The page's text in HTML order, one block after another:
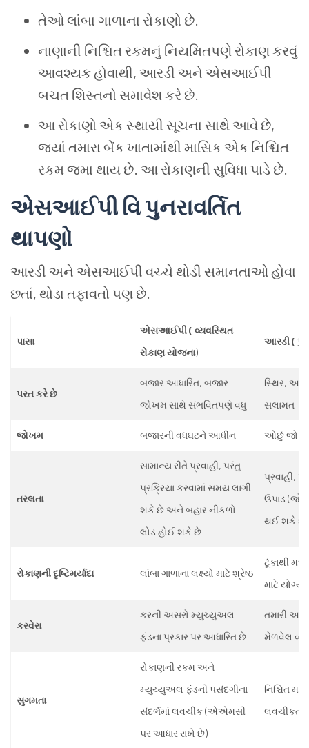
તેઓ લાંબા ગાળાના રોકાણો છે.
નાણાની નિશ્ચિત રકમનું નિયમિતપણે રોકાણ કરવું
આવશ્યક હોવાથી, આરડી અને એસઆઈપી
બચત શિસ્તનો સમાવેશ કરે છે.
આ રોકાણો એક સ્થાયી સૂચના સાથે આવે છે,
જ્યાં તમારા બેંક ખાતામાંથી માસિક એક નિશ્ચિત
રકમ જમા થાય છે. આ રોકાણની સુવિધા પાડે છે.
એસઆઈપી વિ પુનરાવર્તિત
થાપણો
આરડી અને એસઆઈપી વચ્ચે થોડી સમાનતાઓ હોવા
છતાં, થોડા તફાવતો પણ છે.
પાસા
એસઆઈપી ( વ્યવસ્થિત
રોકાણ યોજના)
આરડી (
પરત કરે છે
બજાર આધારિત, બજાર
જોખમ સાથે સંભવિતપણે વધુ
સ્થિર,
સલામત
જોખમ બજારની વધઘટને આધીન ઓછું
તરલતા
સામાન્ય રીતે પ્રવાહી, પરંતુ
પ્રક્રિયા કરવામાં સમય લાગી
શકે છે અને બહાર નીકળો
લોડ હોઈ શકે છે
પ્રવાહી,
ઉપાડ (જો
થઈ શકે છે
રોકાણની દૃષ્ટિમર્યાદા લાંબા ગાળાના લક્ષ્યો માટે શ્રેષ્ઠ
ટૂંકાથી
માટે યોગ્ય
કરવેરા
કરની અસરો મ્યુચ્યુઅલ
ફંડના પ્રકાર પર આધારિત છે
તમારી
મેળવેલ
સુગમતા
રોકાણની રકમ અને
મ્યુચ્યુઅલ ફંડની પસંદગીના
સંદર્ભમાં લવચીક (એએમસી
પર આધાર રાખે છે)
નિશ્ચિત
લવચીકતા